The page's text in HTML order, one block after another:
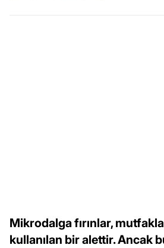
Mikrodalga fırınlar,
kullanılan bir alettir. Ancak